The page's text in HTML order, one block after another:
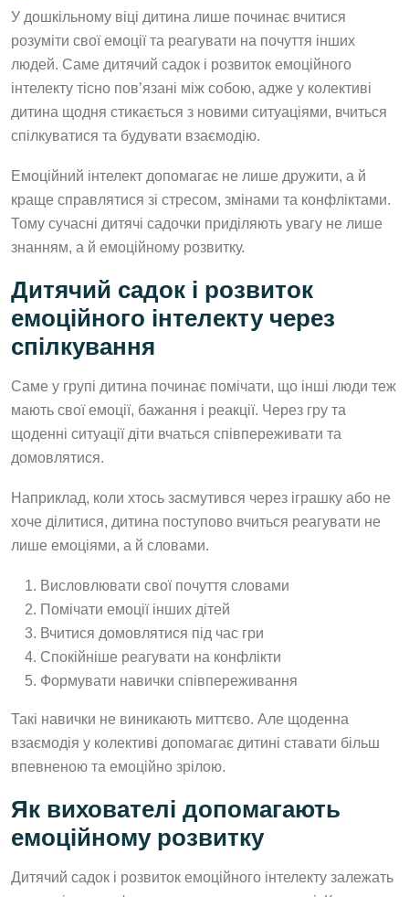
У дошкільному віці дитина лише починає вчитися
розуміти свої емоції та реагувати на почуття інших
людей. Саме дитячий садок і розвиток емоційного
інтелекту тісно пов’язані між собою, адже у колективі
дитина щодня стикається з новими ситуаціями, вчиться
спілкуватися та будувати взаємодію.
Емоційний інтелект допомагає не лише дружити, а й
краще справлятися зі стресом, змінами та конфліктами.
Тому сучасні дитячі садочки приділяють увагу не лише
знанням, а й емоційному розвитку.
Дитячий садок і розвиток
емоційного інтелекту через
спілкування
Саме у групі дитина починає помічати, що інші люди теж
мають свої емоції, бажання і реакції. Через гру та
щоденні ситуації діти вчаться співпереживати та
домовлятися.
Наприклад, коли хтось засмутився через іграшку або не
хоче ділитися, дитина поступово вчиться реагувати не
лише емоціями, а й словами.
Висловлювати свої почуття словами
Помічати емоції інших дітей
Вчитися домовлятися під час гри
Спокійніше реагувати на конфлікти
Формувати навички співпереживання
Такі навички не виникають миттєво. Але щоденна
взаємодія у колективі допомагає дитині ставати більш
впевненою та емоційно зрілою.
Як вихователі допомагають
емоційному розвитку
Дитячий садок і розвиток емоційного інтелекту залежать